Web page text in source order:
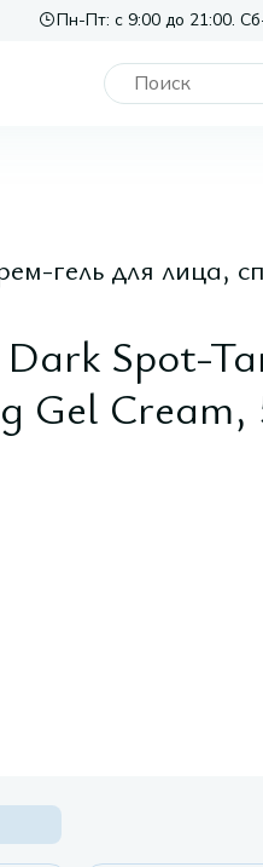
Пн-Пт: с 9:00 до 21:00.
гель для лица,
Spot-
Gel Cream,